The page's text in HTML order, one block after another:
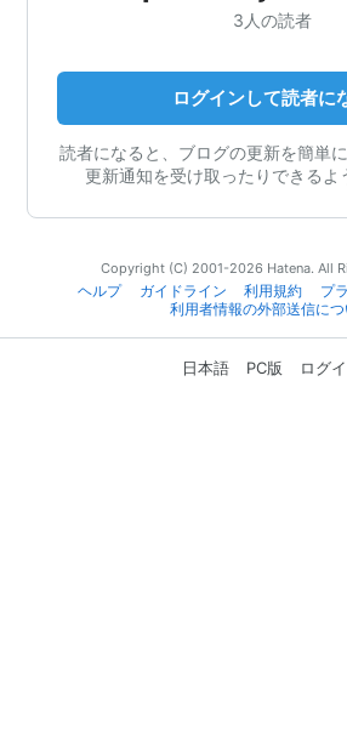
3人の読者
ログインして読者に
読者になると、ブログの更新を簡単
更新通知を受け取ったりできるよ
Copyright (C) 2001-2026 Hatena. All
ヘルプ
ガイドライン 利用規約
プ
利用者情報の外部送信につ
日本語 PC版 ログ